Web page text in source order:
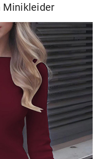
Minikleider